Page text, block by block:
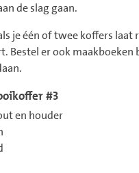
de slag gaan.
je één of twee koffers
Bestel er ook
#3
en houder